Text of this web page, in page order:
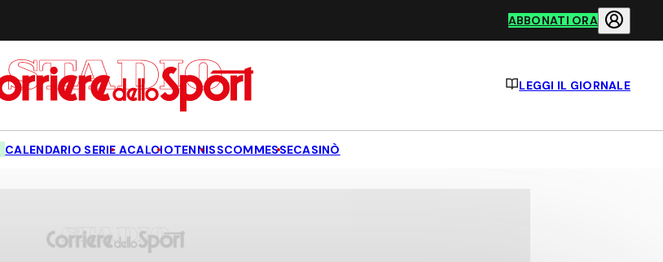
ABBONATI ORA
LEGGI IL GIORNALE
CALENDARIO SERIE ACALCIOTENNISSCOMMESSECASINÒ